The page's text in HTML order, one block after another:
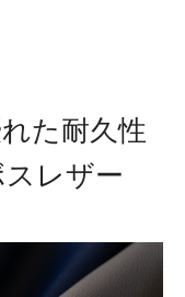
た耐久性
レザー